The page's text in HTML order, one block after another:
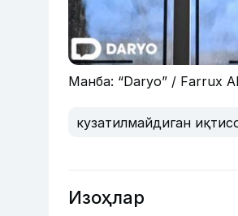
Манба: “Daryo” / Farrux
кузатилмайдиган
Изоҳлар